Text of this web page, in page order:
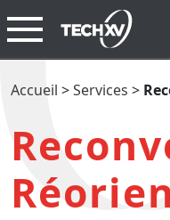
Accueil >Services >